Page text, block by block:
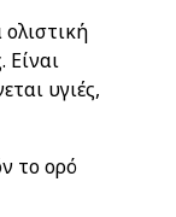
υγιές,
το ορό